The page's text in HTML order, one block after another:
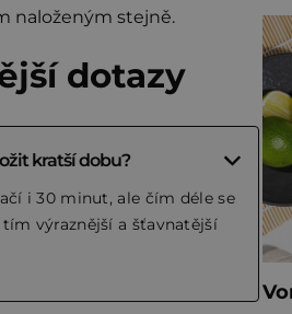
naloženým stejně.
dotazy
kratší dobu?
i 30 minut, ale čím déle se
výraznější a šťavnatější